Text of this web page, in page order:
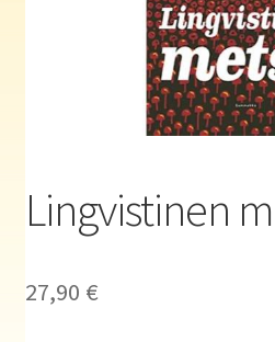
Auringon kirja- ja paperipuodit
Lingvistinen
27,90 €